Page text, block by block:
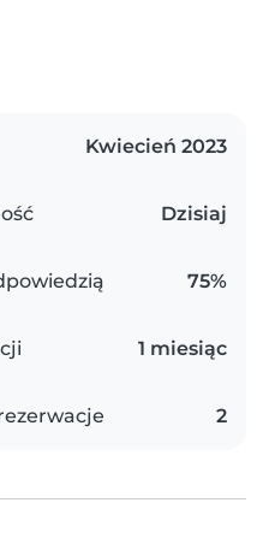
Kwiecień 2023
Dzisiaj
75%
1 miesiąc
2